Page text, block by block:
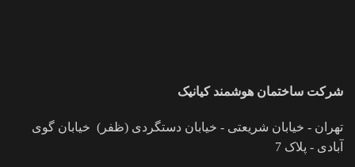
شرکت ساختمان هوشمند کیانیک
تهران - خیابان شریعتی - خیابان دستگردی (ظفر) خیابان گوی
آبادی - پلاک 7